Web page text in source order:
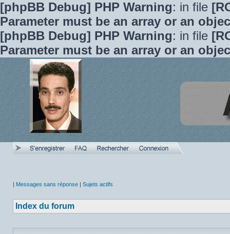
[phpBB Debug] PHP Warning: in file
Parameter must be an array or an
[phpBB Debug] PHP Warning: in file
Parameter must be an array or an
| Messages sans réponse | Sujets actifs
Index du forum